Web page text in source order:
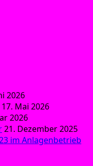
2026
17. Mai 2026
2026
21. Dezember 2025
im Anlagenbetrieb